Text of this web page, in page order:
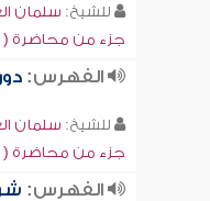
للشيخ: سلمان
جزء من محاضرة (
الفهرس:
للشيخ: سلمان
جزء من محاضرة (
الفهرس: